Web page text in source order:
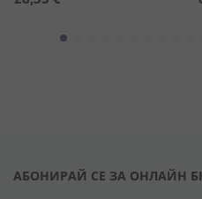
АБОНИРАЙ СЕ ЗА ОНЛАЙН